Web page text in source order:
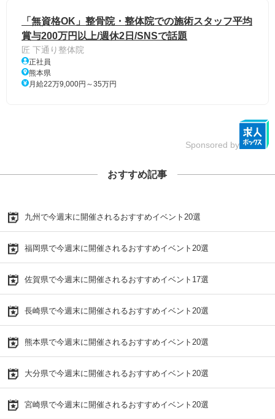
「無資格OK」整骨院・整体院での施術スタッフ平均
賞与200万円以上/週休2日/SNSで話題
匠 下通り整体院
正社員
熊本県
月給22万9,000円～35万円
Sponsored by
おすすめ記事
九州で今週末に開催されるおすすめイベント20選
福岡県で今週末に開催されるおすすめイベント20選
佐賀県で今週末に開催されるおすすめイベント17選
長崎県で今週末に開催されるおすすめイベント20選
熊本県で今週末に開催されるおすすめイベント20選
大分県で今週末に開催されるおすすめイベント20選
宮崎県で今週末に開催されるおすすめイベント20選